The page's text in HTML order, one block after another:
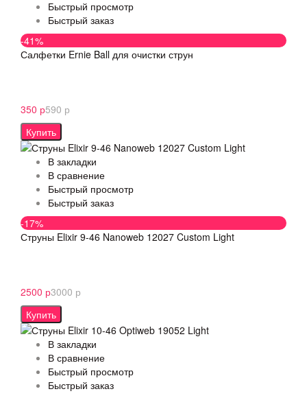
Быстрый просмотр
Быстрый заказ
-41%
Салфетки Ernie Ball для очистки струн
350 р590 р
Купить
В закладки
В сравнение
Быстрый просмотр
Быстрый заказ
-17%
Струны Elixir 9-46 Nanoweb 12027 Custom Light
2500 р3000 р
Купить
В закладки
В сравнение
Быстрый просмотр
Быстрый заказ